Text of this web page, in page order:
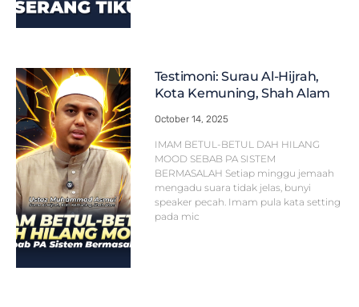
Testimoni: Surau Al-Hijrah,
Kota Kemuning, Shah Alam
October 14, 2025
IMAM BETUL-BETUL DAH HILANG
MOOD SEBAB PA SISTEM
BERMASALAH Setiap minggu jemaah
mengadu suara tidak jelas, bunyi
speaker pecah. Imam pula kata setting
pada mic